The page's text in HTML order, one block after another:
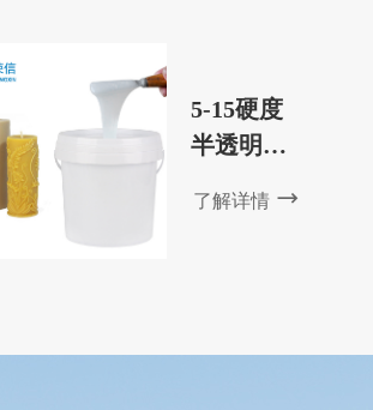
5-15硬度
半透明缩
了解详情